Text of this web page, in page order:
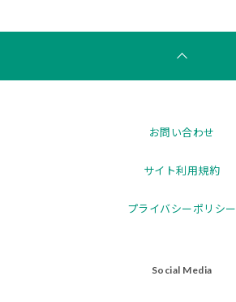
お問い合わせ
サイト利用規約
プライバシーポリシー
Social Media